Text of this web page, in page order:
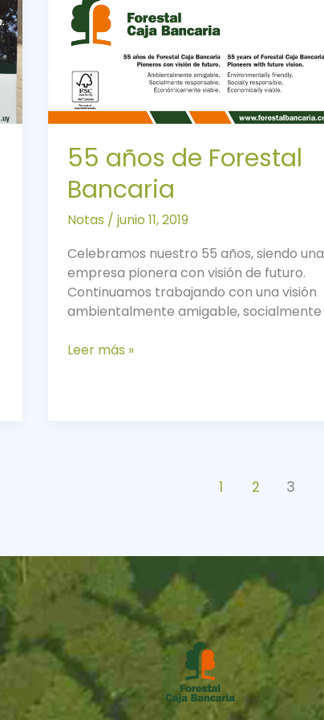
55 años de Forestal
Bancaria
Notas / junio 11, 2019
Celebramos nuestro 55 años, siendo una
empresa pionera con visión de futuro.
Continuamos trabajando con una visión
ambientalmente amigable, socialmente
Leer más »
1 2 3